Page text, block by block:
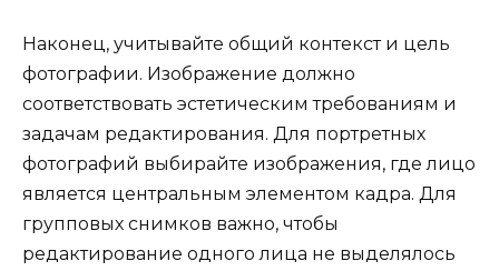
Наконец, учитывайте общий контекст и цель
фотографии. Изображение должно
соответствовать эстетическим требованиям и
задачам редактирования. Для портретных
фотографий выбирайте изображения, где лицо
является центральным элементом кадра. Для
групповых снимков важно, чтобы
редактирование одного лица не выделялось